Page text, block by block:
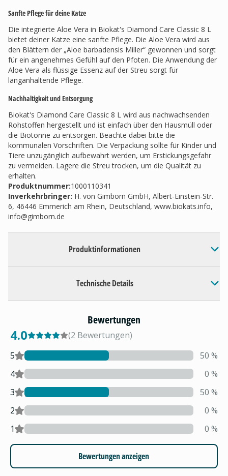
Sanfte Pflege für deine Katze
Die integrierte Aloe Vera in Biokat's Diamond Care Classic 8 L
bietet deiner Katze eine sanfte Pflege. Die Aloe Vera wird aus
den Blättern der „Aloe barbadensis Miller“ gewonnen und sorgt
für ein angenehmes Gefühl auf den Pfoten. Die Anwendung der
Aloe Vera als flüssige Essenz auf der Streu sorgt für
langanhaltende Pflege.
Nachhaltigkeit und Entsorgung
Biokat's Diamond Care Classic 8 L wird aus nachwachsenden
Rohstoffen hergestellt und ist einfach über den Hausmüll oder
die Biotonne zu entsorgen. Beachte dabei bitte die
kommunalen Vorschriften. Die Verpackung sollte für Kinder und
Tiere unzugänglich aufbewahrt werden, um Erstickungsgefahr
zu vermeiden. Lagere die Streu trocken, um die Qualität zu
erhalten.
Produktnummer:1000110341
Inverkehrbringer: H. von Gimborn GmbH, Albert-Einstein-Str.
6, 46446 Emmerich am Rhein, Deutschland, www.biokats.info,
info@gimborn.de
Produktinformationen
Technische Details
Bewertungen
4.0 (2 Bewertungen)
5
50 %
4
0 %
3
50 %
2
0 %
1
0 %
Bewertungen anzeigen